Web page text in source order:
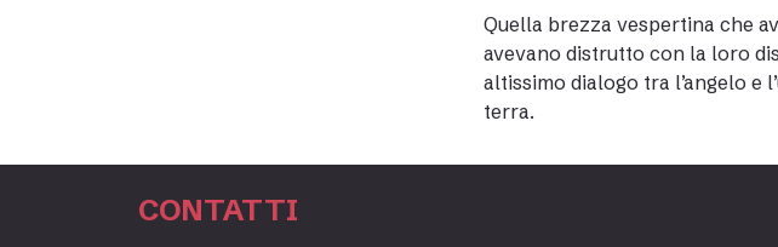
Quella brezza vespertina che
avevano distrutto con la loro
altissimo dialogo tra l’angelo e
terra.
CONTATTI